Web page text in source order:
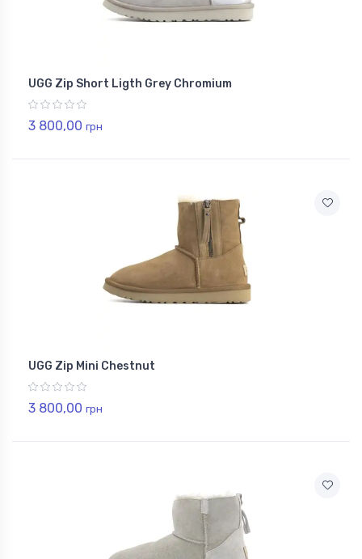
UGG Zip Short Ligth Grey Chromium
3 800,00 грн
UGG Zip Mini Chestnut
3 800,00 грн